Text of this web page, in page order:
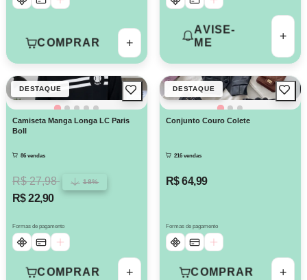
COMPRAR +
AVISE-
ME
+
DESTAQUE
Camiseta Manga Longa LC Paris
Boll
86 vendas
R$ 27,98 18%
R$ 22,90
Formas de pagamento
COMPRAR +
DESTAQUE
Conjunto Couro Colete
216 vendas
R$ 64,99
Formas de pagamento
COMPRAR +